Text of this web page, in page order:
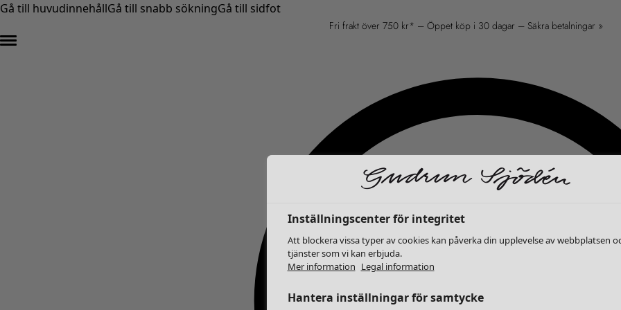
Gå till huvudinnehållGå till snabb sökningGå till sidfot
Fri frakt över 750 kr* – Öppet köp i 30 dagar – Säkra betalningar »
Inställningscenter för integritet
Att blockera vissa typer av cookies kan påverka din upplevelse av webbplatsen
tjänster som vi kan erbjuda.
Mer information Legal information
Hantera inställningar för samtycke